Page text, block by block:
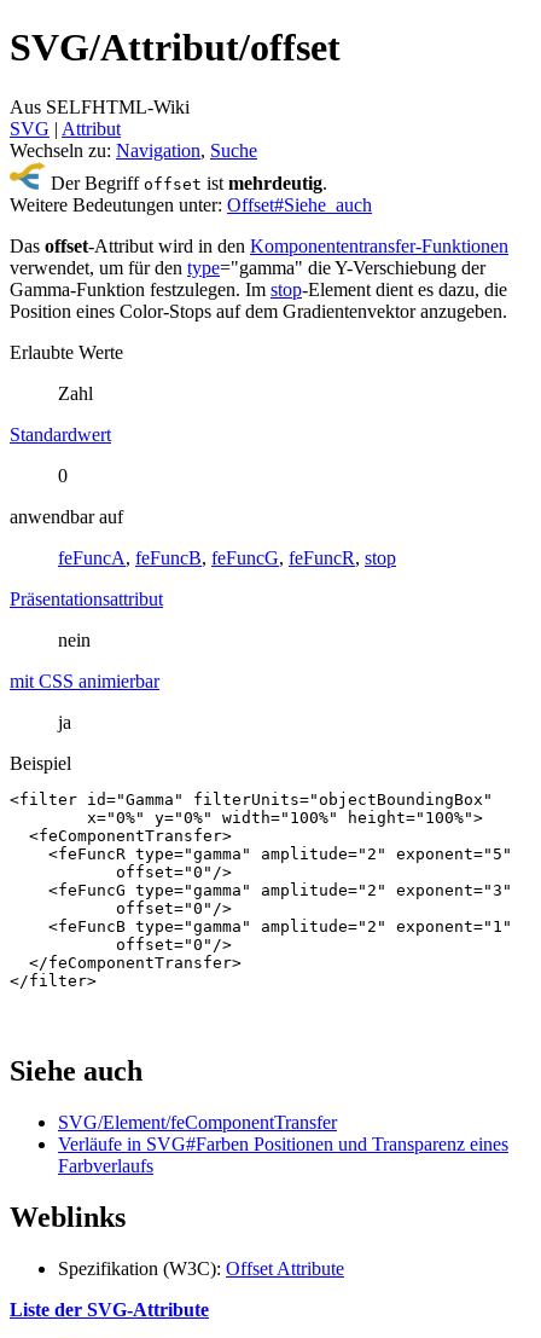
SVG/Attribut/offset
Aus SELFHTML-Wiki
SVG ‎ | Attribut
Wechseln zu: Navigation, Suche
Der Begriff offset ist mehrdeutig.
Weitere Bedeutungen unter: Offset#Siehe_auch
Das offset-Attribut wird in den Komponententransfer-Funktionen
verwendet, um für den type="gamma" die Y-Verschiebung der
Gamma-Funktion festzulegen. Im stop-Element dient es dazu, die
Position eines Color-Stops auf dem Gradientenvektor anzugeben.
Erlaubte Werte
Zahl
Standardwert
0
anwendbar auf
feFuncA, feFuncB, feFuncG, feFuncR, stop
Präsentationsattribut
nein
mit CSS animierbar
ja
Beispiel
<filter id="Gamma" filterUnits="objectBoundingBox"
x="0%" y="0%" width="100%" height="100%">
<feComponentTransfer>
<feFuncR type="gamma" amplitude="2" exponent="5"
offset="0" />
<feFuncG type="gamma" amplitude="2" exponent="3"
offset="0" />
<feFuncB type="gamma" amplitude="2" exponent="1"
offset="0" />
</feComponentTransfer>
</filter>
Siehe auch
SVG/Element/feComponentTransfer
Verläufe in SVG#Farben Positionen und Transparenz eines
Farbverlaufs
Weblinks
Spezifikation (W3C): Offset Attribute
Liste der SVG-Attribute